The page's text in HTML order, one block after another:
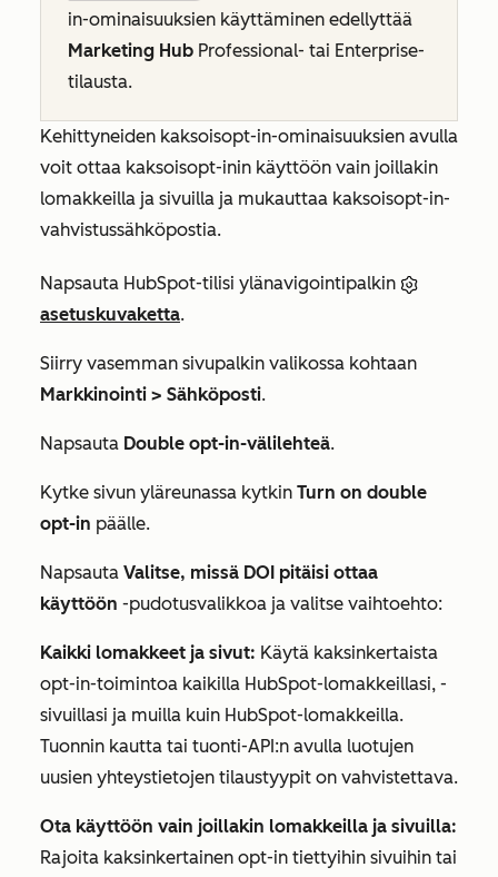
in-ominaisuuksien käyttäminen edellyttää
Marketing Hub Professional- tai Enterprise-
tilausta.
Kehittyneiden kaksoisopt-in-ominaisuuksien avulla
voit ottaa kaksoisopt-inin käyttöön vain joillakin
lomakkeilla ja sivuilla ja mukauttaa kaksoisopt-in-
vahvistussähköpostia.
Napsauta HubSpot-tilisi ylänavigointipalkin
asetuskuvaketta.
Siirry vasemman sivupalkin valikossa kohtaan
Markkinointi > Sähköposti.
Napsauta Double opt-in-välilehteä.
Kytke sivun yläreunassa kytkin Turn on double
opt-in päälle.
Napsauta Valitse, missä DOI pitäisi ottaa
käyttöön -pudotusvalikkoa ja valitse vaihtoehto:
Kaikki lomakkeet ja sivut: Käytä kaksinkertaista
opt-in-toimintoa kaikilla HubSpot-lomakkeillasi, -
sivuillasi ja muilla kuin HubSpot-lomakkeilla.
Tuonnin kautta tai tuonti-API:n avulla luotujen
uusien yhteystietojen tilaustyypit on vahvistettava.
Ota käyttöön vain joillakin lomakkeilla ja sivuilla:
Rajoita kaksinkertainen opt-in tiettyihin sivuihin tai